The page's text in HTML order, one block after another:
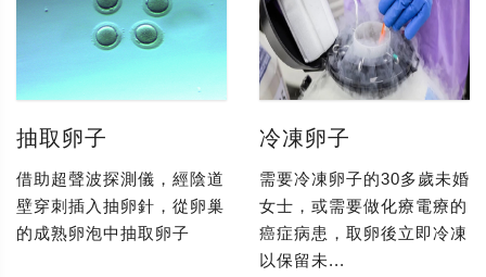
抽取卵子
借助超聲波探測儀，經陰道
壁穿刺插入抽卵針，從卵巢
的成熟卵泡中抽取卵子
冷凍卵子
需要冷凍卵子的30多歲未婚
女士，或需要做化療電療的
癌症病患，取卵後立即冷凍
以保留未...